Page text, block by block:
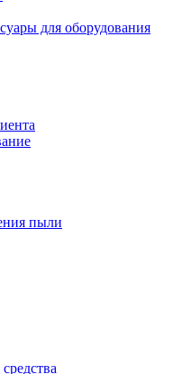
для оборудования
пыли